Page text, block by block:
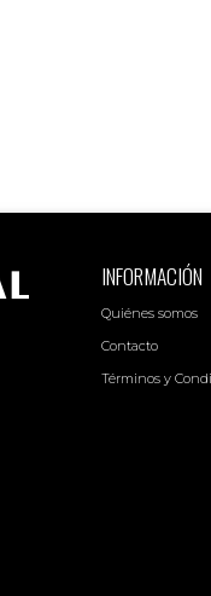
INFORMACIÓN
Quiénes somos
Contacto
Términos y